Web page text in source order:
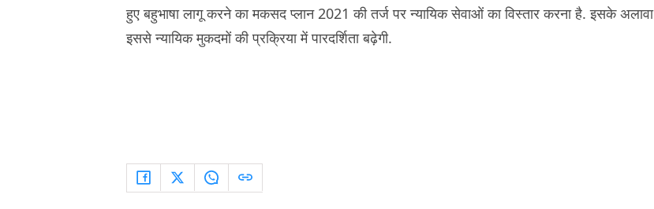
हुए बहुभाषा लागू करने का मकसद प्लान 2021 की तर्ज पर न्यायिक सेवाओं का विस्तार करना है. इसके अलावा
इससे न्यायिक मुकदमों की प्रक्रिया में पारदर्शिता बढ़ेगी.